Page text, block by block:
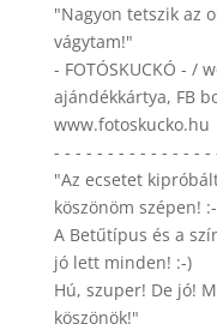
"Nagyon tetszik az
vágytam!"
- FOTÓSKUCKÓ - /
ajándékkártya, FB
www.fotoskucko.hu
- - - - - - - - - - - - - - -
"Az ecsetet
köszönöm szépen!
A Betűtípus és a
jó lett minden! :-)
Hú, szuper! De jó!
köszönök!"